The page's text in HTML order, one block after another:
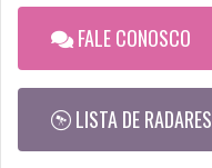
FALE CONOSCO
LISTA DE RADARES